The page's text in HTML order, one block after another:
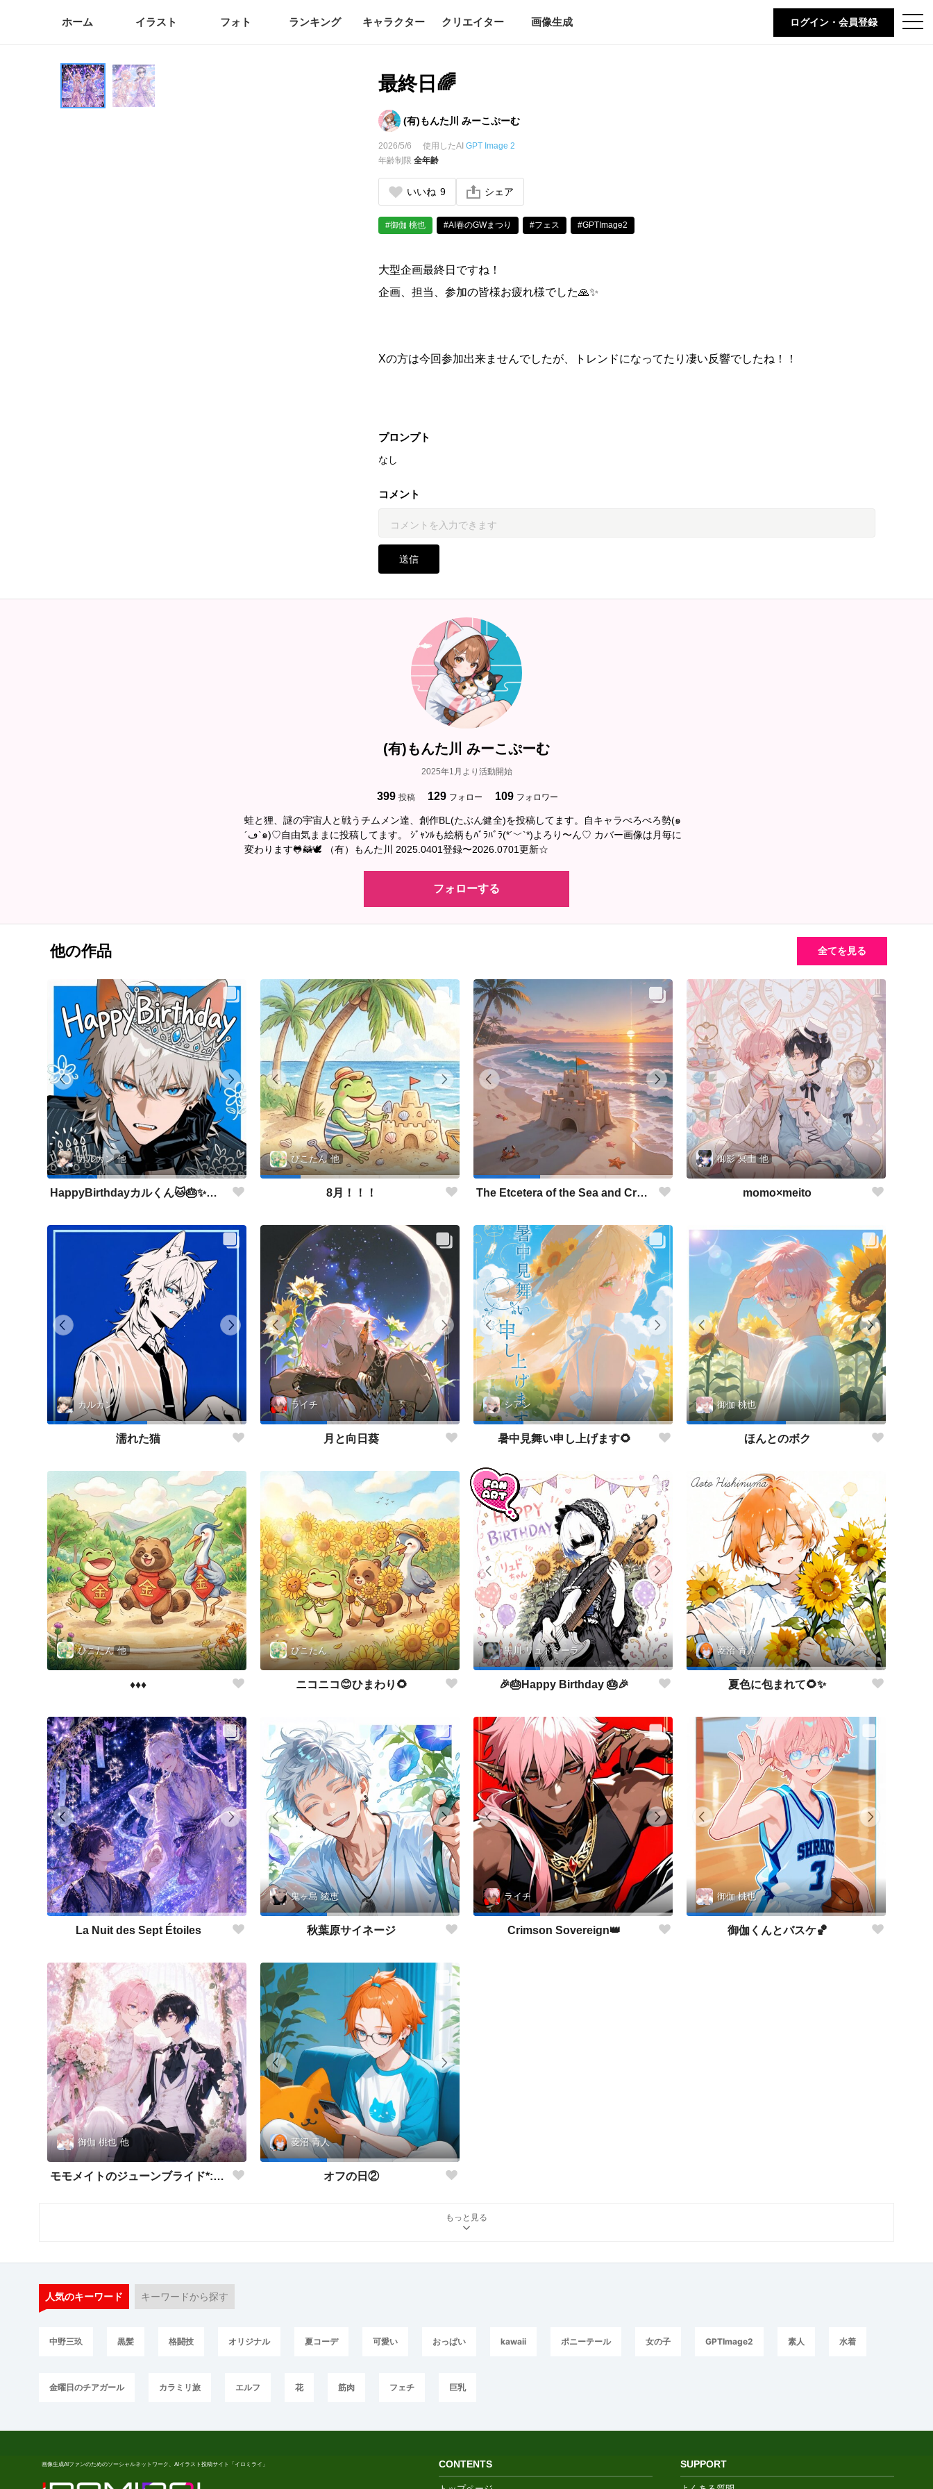
t
o
ホーム イラスト フォト ランキング キャラクター クリエイター 画像生成 ログイン・会員登録
最終日🌈
(有)もんた川 みーこぷーむ
2026/5/6 使用したAIGPT Image 2
年齢制限全年齢
いいね 9 シェア
#御伽 桃也 #AI春のGWまつり #フェス #GPTImage2
大型企画最終日ですね！
企画、担当、参加の皆様お疲れ様でした🙏✨
Xの方は今回参加出来ませんでしたが、トレンドになってたり凄い反響でしたね！！
↓↓↓動画版↓↓↓
ださいって指示してますꉂꉂ🤭‎
プロンプト
なし
コメント
送信
(有)もんた川 みーこぷーむ
2025年1月より活動開始
399 投稿 129 フォロー 109 フォロワー
蛙と狸、謎の宇宙人と戦うチムメン達、創作BL(たぶん健全)を投稿してます。自キャラぺろぺろ勢(๑
´ڡ`๑)♡自由気ままに投稿してます。 ｼﾞｬﾝﾙも絵柄もﾊﾞﾗﾊﾞﾗ(*´﹀`*)よろり〜ん♡ カバー画像は月毎に
変わります🐸🦝🕊‎ （有）もんた川 2025.0401登録〜2026.0701更新☆
フォローする
他の作品 全てを見る
カルカン 他
HappyBirthdayカルくん🐱🎂✨👏🎉
ぴこたん 他
8月！！！ The Etcetera of the Sea and Crabs
御影 冥土 他
momo×meito
カルカン
濡れた猫
ライチ
月と向日葵
シアン
暑中見舞い申し上げます🌻
御伽 桃也
ほんとのボク
ぴこたん 他
♦️♦️♦️
ぴこたん
ニコニコ😊ひまわり🌻
黒川 リュドミーラ
🎉🎂Happy Birthday 🎂🎉
菱沼 青人
夏色に包まれて🌻✨
La Nuit des Sept Étoiles
鬼ヶ島 綾恵
秋葉原サイネージ
ライチ
Crimson Sovereign👑
御伽 桃也
御伽くんとバスケ🏀
御伽 桃也 他
モモメイトのジューンブライド*:✨\( ॑˘ ॑◍\ 💒💍 ﾉ◍ ॑˘ ॑ )ﾉ✨:*
菱沼 青人
オフの日②
もっと見る
人気のキーワード キーワードから探す
中野三玖 黒髪 格闘技 オリジナル 夏コーデ 可愛い おっぱい kawaii ポニーテール 女の子 GPTImage2 素人 水着
金曜日のチアガール カラミリ旅 エルフ 花 筋肉 フェチ 巨乳
画像生成AIファンのためのソーシャルネットワーク、AIイラスト投稿サイト「イロミライ」 SUPPORT
CONTENTS